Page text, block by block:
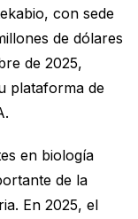
con sede
de dólares
de 2025,
plataforma de
en biología
de la
En 2025, el